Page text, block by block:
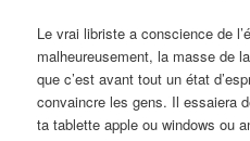
Le vrai libriste a conscience de
malheureusement, la masse de
que c’est avant tout un état
convaincre les gens. Il essaiera
ta tablette apple ou windows ou